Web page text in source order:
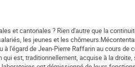
et cantonales ? Rien d'autre que la
les jeunes et les
l'égard de Jean-Pierre Raffarin au cours de
est, traditionnellement, acquise à la droite,